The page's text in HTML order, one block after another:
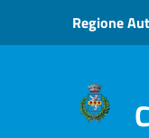
Vai ai contenuti
Vai al menu di
Regione